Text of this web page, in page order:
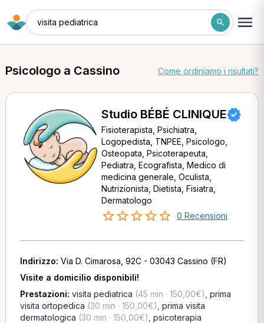
visita pediatrica
Psicologo a Cassino Come ordiniamo i risultati?
Studio BÉBÉ CLINIQUE
Fisioterapista, Psichiatra,
Logopedista, TNPEE, Psicologo,
Osteopata, Psicoterapeuta,
Pediatra, Ecografista, Medico di
medicina generale, Oculista,
Nutrizionista, Dietista, Fisiatra,
Dermatologo
0 Recensioni
Indirizzo: Via D. Cimarosa, 92C - 03043 Cassino (FR)
Visite a domicilio disponibili!
Prestazioni: visita pediatrica (45 min · 150,00€) prima
visita ortopedica (30 min · 150,00€) prima visita
dermatologica (30 min · 150,00€) psicoterapia